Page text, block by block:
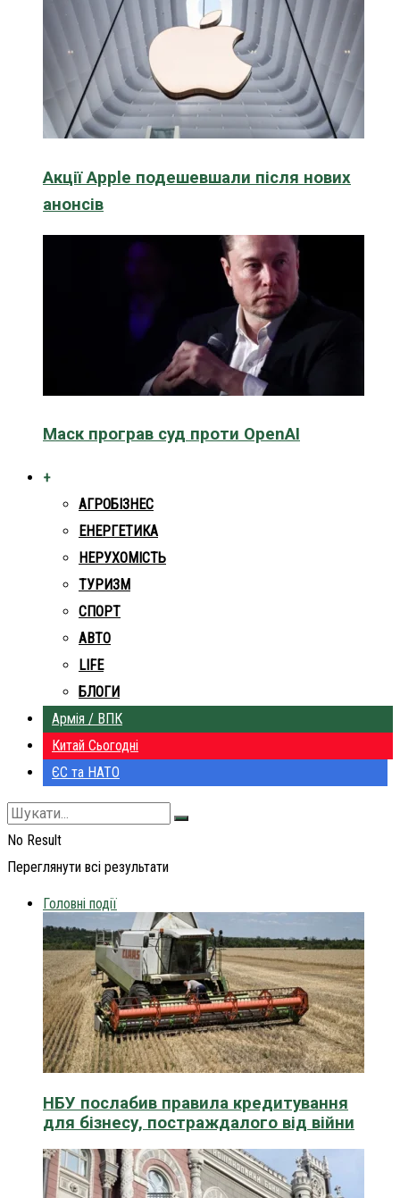
Акції Apple подешевшали після нових
анонсів
Маск програв суд проти OpenAI
+
АГРОБІЗНЕС
ЕНЕРГЕТИКА
НЕРУХОМІСТЬ
ТУРИЗМ
СПОРТ
АВТО
LIFE
БЛОГИ
Армія / ВПК
Китай Сьогодні
ЄС та НАТО
No Result
Переглянути всі результати
Головні події
НБУ послабив правила кредитування
для бізнесу, постраждалого від війни